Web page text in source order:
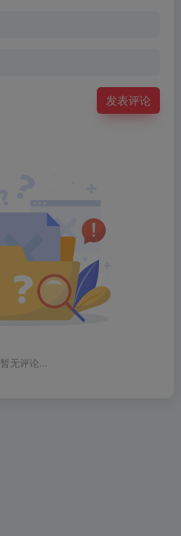
发表评论
暂无评论...